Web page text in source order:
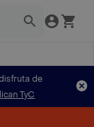
de
TyC